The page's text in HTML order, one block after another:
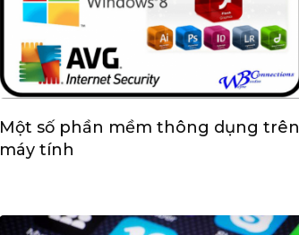
Một số phần mềm thông dụng trên
máy tính